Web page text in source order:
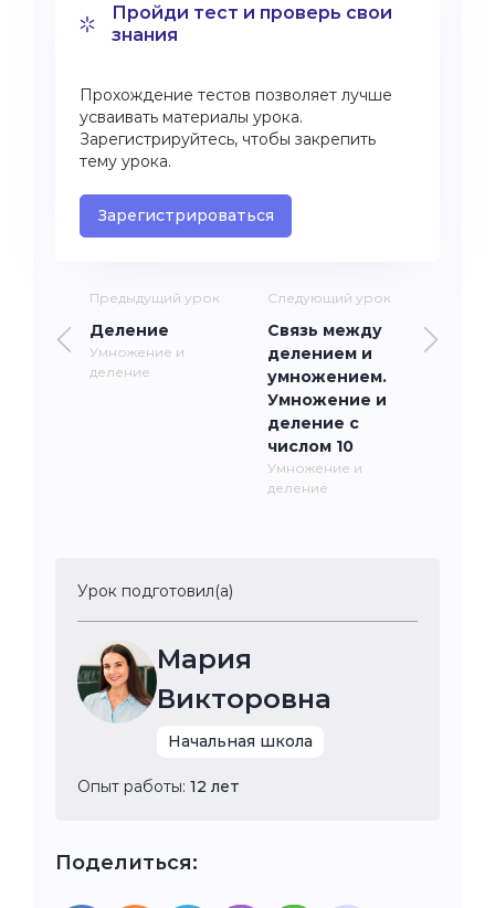
Пройди тест и проверь свои
знания
Прохождение тестов позволяет лучше
усваивать материалы урока.
Зарегистрируйтесь, чтобы закрепить
тему урока.
Зарегистрироваться
Предыдущий урок
Деление
Умножение и
деление
Следующий урок
Связь между
делением и
умножением.
Умножение и
деление с
числом 10
Умножение и
деление
Урок подготовил(а)
Мария
Викторовна
Начальная школа
Опыт работы: 12 лет
Поделиться: